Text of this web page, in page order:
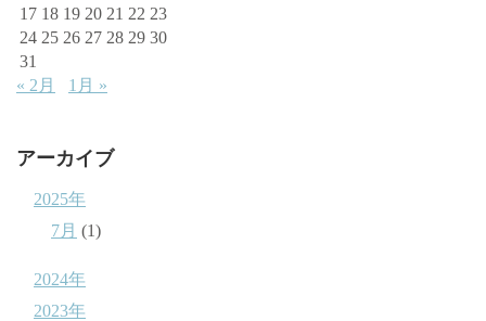
17 18 19 20 21 22 23
24 25 26 27 28 29 30
31
« 2月
1月 »
アーカイブ
2025年
7月 (1)
2024年
2023年